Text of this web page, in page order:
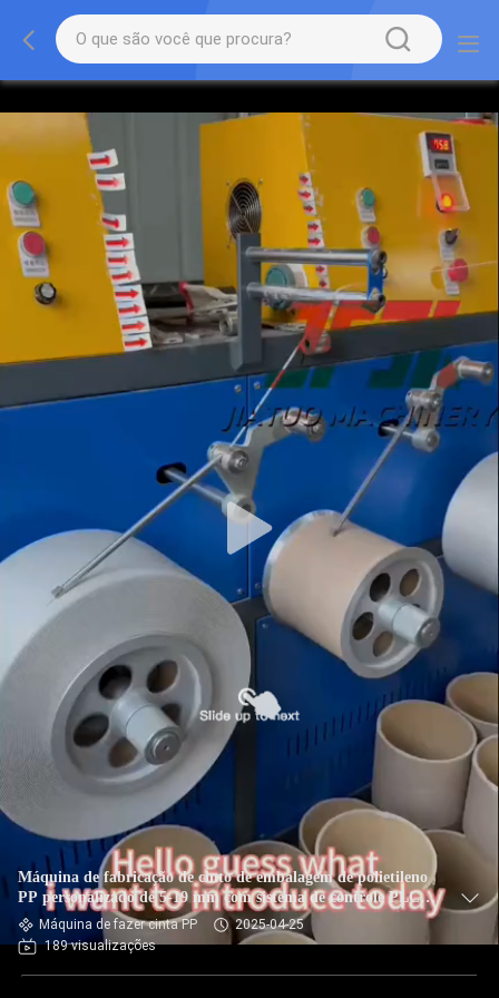
Máquina de fabricação de cinto de embalagem de polietileno
PP personalizado de 5-19 mm com sistema de controle PLC e
enrolador automático
Máquina de fazer cinta PP
2025-04-25
189 visualizações